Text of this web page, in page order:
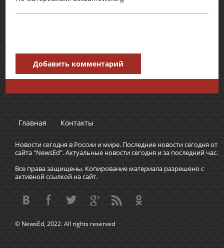
Добавить комментарий
Главная Контакты
Новости сегодня в России и мире. Последние новости сегодня от
сайта "NewsEd". Актуальные новости сегодня и за последний час.
Все права защищены. Копирование материала разрешено с
активной ссылкой на сайт.
© NewsEd, 2022. All rights reserved